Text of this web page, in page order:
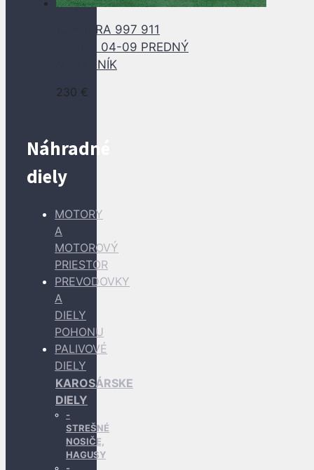
CARRERA 997 911
TURBO 04-09 PREDNÝ
NÁRAZNÍK
230 €
Náhradné
diely
MOTORY
A
MOTOROVÝ
PRIESTOR
PREVODOVKY
A
DIELY
POHONU
PALIVOVÉ
DIELY
KAROSÁRSKE
DIELY
STREŠNÉ
NOSIČE,
HAGUSY